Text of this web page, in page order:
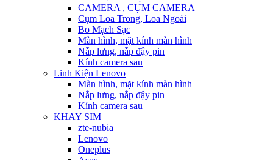
CAMERA , CỤM CAMERA
Cụm Loa Trong, Loa Ngoài
Bo Mạch Sạc
Màn hình, mặt kính màn hình
Nắp lưng, nắp đậy pin
Kính camera sau
Linh Kiện Lenovo
Màn hình, mặt kính màn hình
Nắp lưng, nắp đậy pin
Kính camera sau
KHAY SIM
zte-nubia
Lenovo
Oneplus